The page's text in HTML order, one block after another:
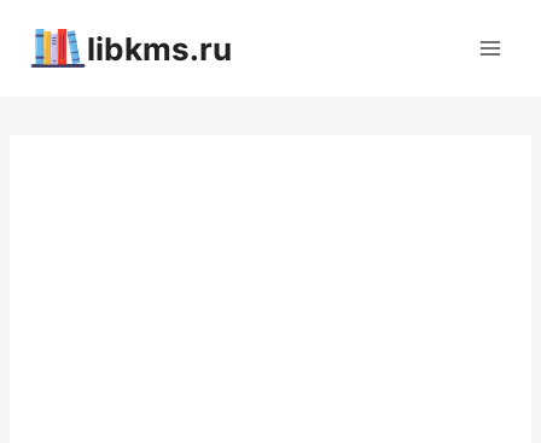
libkms.ru